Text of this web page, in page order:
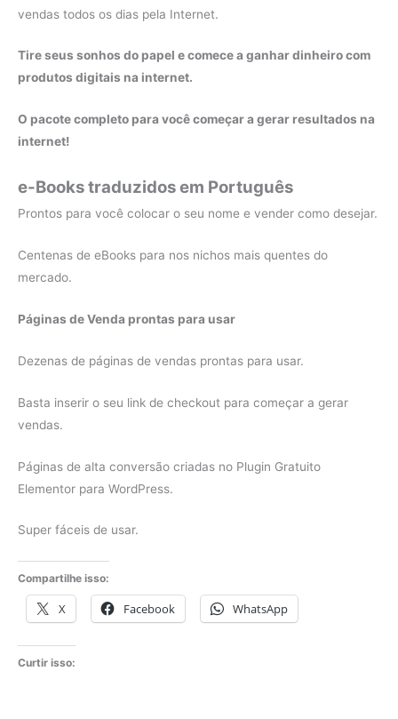
vendas todos os dias pela Internet.
Tire seus sonhos do papel e comece a ganhar dinheiro com
produtos digitais na internet.
O pacote completo para você começar a gerar resultados na
internet!
e-Books traduzidos em Português
Prontos para você colocar o seu nome e vender como desejar.
Centenas de eBooks para nos nichos mais quentes do
mercado.
Páginas de Venda prontas para usar
Dezenas de páginas de vendas prontas para usar.
Basta inserir o seu link de checkout para começar a gerar
vendas.
Páginas de alta conversão criadas no Plugin Gratuito
Elementor para WordPress.
Super fáceis de usar.
Compartilhe isso:
X Facebook WhatsApp
Curtir isso: